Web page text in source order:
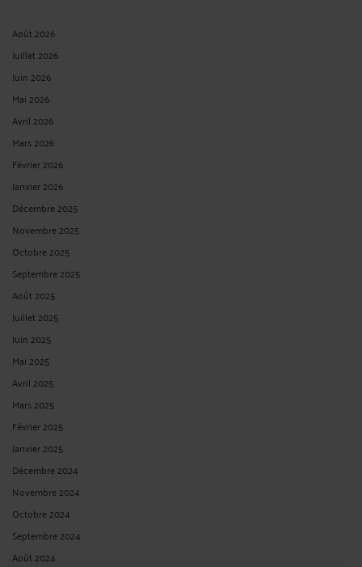
Août 2026
Juillet 2026
Juin 2026
Mai 2026
Avril 2026
Mars 2026
Février 2026
Janvier 2026
Décembre 2025
Novembre 2025
Octobre 2025
Septembre 2025
Août 2025
Juillet 2025
Juin 2025
Mai 2025
Avril 2025
Mars 2025
Février 2025
Janvier 2025
Décembre 2024
Novembre 2024
Octobre 2024
Septembre 2024
Août 2024